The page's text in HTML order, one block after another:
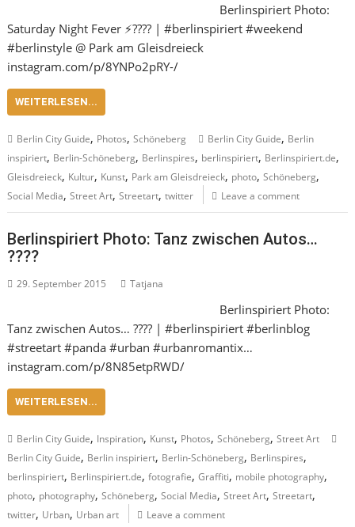
Berlinspiriert Photo:
Saturday Night Fever ⚡️???? | #berlinspiriert #weekend
#berlinstyle @ Park am Gleisdreieck
instagram.com/p/8YNPo2pRY-/
WEITERLESEN...
Berlin City Guide, Photos,Schöneberg Berlin City Guide, Berlin
inspiriert, Berlin-Schöneberg, Berlinspires, berlinspiriert, Berlinspiriert.de,
Gleisdreieck, Kultur, Kunst, Park am Gleisdreieck, photo,Schöneberg,
Social Media,Street Art,Streetart,twitter Leave a comment
Berlinspiriert Photo: Tanz zwischen Autos…
????
29. September 2015 Tatjana
Berlinspiriert Photo:
Tanz zwischen Autos… ???? | #berlinspiriert #berlinblog
#streetart #panda #urban #urbanromantix…
instagram.com/p/8N85etpRWD/
WEITERLESEN...
Berlin City Guide, Inspiration, Kunst, Photos,Schöneberg,Street Art
Berlin City Guide, Berlin inspiriert, Berlin-Schöneberg, Berlinspires,
berlinspiriert, Berlinspiriert.de,fotografie,Graffiti, mobile photography,
photo, photography,Schöneberg,Social Media,Street Art,Streetart,
twitter, Urban, Urban art Leave a comment